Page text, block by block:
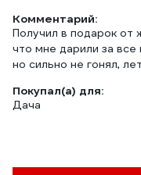
Комментарий:
Получил в подарок от
что мне дарили за все
но сильно не гонял,
Покупал(а) для:
Дача